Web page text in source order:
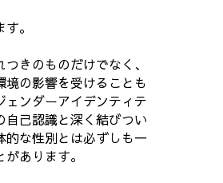
。
きのものだけでなく、
境の影響を受けることも
ェンダーアイデンティテ
自己認識と深く結びつい
的な性別とは必ずしも一
あります。